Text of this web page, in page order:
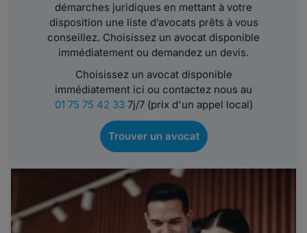
démarches juridiques en mettant à votre
disposition une liste d’avocats prêts à vous
conseillez. Choisissez un avocat disponible
immédiatement ou demandez un devis.
Choisissez un avocat disponible
immédiatement ici ou contactez nous au
01 75 75 42 337j/7 (prix d'un appel local)
Trouver un avocat